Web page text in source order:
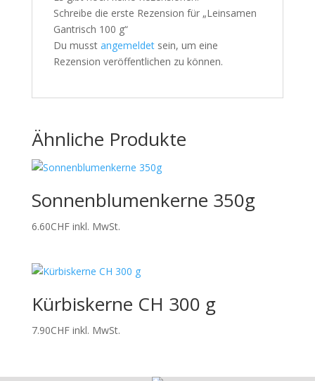
Schreibe die erste Rezension für „Leinsamen
Gantrisch 100 g“
Du musst angemeldetsein, um eine
Rezension veröffentlichen zu können.
Ähnliche Produkte
Sonnenblumenkerne 350g
6.60CHF inkl. MwSt.
Kürbiskerne CH 300 g
7.90CHF inkl. MwSt.